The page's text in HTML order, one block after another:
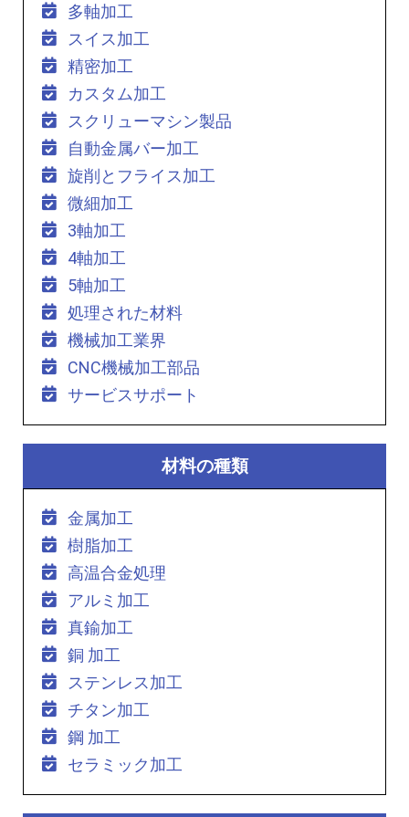
多軸加工
スイス加工
精密加工
カスタム加工
スクリューマシン製品
自動金属バー加工
旋削とフライス加工
微細加工
3軸加工
4軸加工
5軸加工
処理された材料
機械加工業界
CNC機械加工部品
サービスサポート
材料の種類
金属加工
樹脂加工
高温合金処理
アルミ加工
真鍮加工
銅 加工
ステンレス加工
チタン加工
鋼 加工
セラミック加工